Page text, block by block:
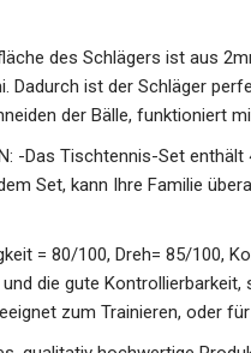
des Schlägers ist aus
Dadurch ist der Schläger
der Bälle, funktioniert
-Das Tischtennis-Set enthält
Mit dem Set, kann Ihre
= 80/100, Dreh= 85/100,
die gute Kontrollierbarkeit,
zum Trainieren, oder für